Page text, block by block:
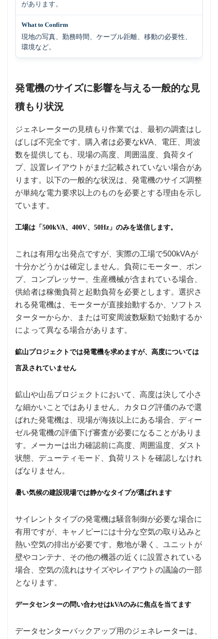
があります。
現地の写真、勤務時間、ケーブル距離、移動の必要性、
環境など。
発電機のサイズに影響を与える一般的な見
積もり状況
ジェネレーターの見積もり作業では、最初の調査はし
ばしば不完全です。購入者は必要なkVA、電圧、周波
数を提供しても、現場の高度、周囲温度、負荷タイ
プ、設置レイアウトがまだ記載されていない場合があ
ります。以下の一般的な状況は、発電機のサイズ調整
が単純な電力要求以上のものを必要とする理由を示し
ています。
工場は「500kVA、400V、50Hz」のみを送信します。
これは有用な出発点ですが、実際の工場で500kVAが
十分かどうかは確定しません。負荷にモーター、ポン
プ、コンプレッサー、生産機械が含まれている場合、
供給者は稼働負荷と起動負荷を必要とします。選択さ
れる発電機は、モーターが直接始動するか、ソフトス
ターターからか、または可変周波数駆動で始動するか
によって異なる場合があります。
鉱山プロジェクトでは発電機を求めますが、高度については
言及されていません
鉱山や山岳プロジェクトにおいて、高度は決して小さ
な細かいことではありません。カタログ評価のみで選
ばれた発電機は、現場が海抜以上にある場合、ディー
ゼル発電機の評価下げ審査が必要になることがありま
す。メーカーは出力確認前に高度、周囲温度、ダスト
状態、デューティモード、負荷リストを確認しなけれ
ばなりません。
暑い気候の建設現場では静かなタイプが選ばれます
サイレントタイプの発電機は騒音制御が必要な場合に
有用ですが、キャノピーには十分な空気の取り込みと
熱い空気の排出が必要です。敷地が暑く、ユニットが
壁やコンテナ、その他の機器の近くに設置されている
場合、空気の流れはサイズやレイアウトの議論の一部
となります。
データセンターの問い合わせはkVAのみに焦点を当てます
データセンターバックアップ用のジェネレーターは、